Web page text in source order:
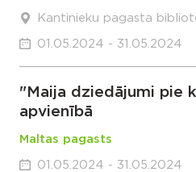
Kantinieku pagasta
01.05.2024 - 31.05.2024
"Maija dziedājumi pie
apvienībā
Maltas pagasts
01.05.2024 - 31.05.2024